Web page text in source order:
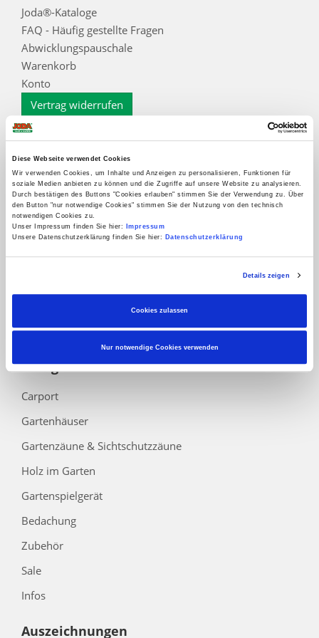
Diese Webseite verwendet Cookies
Wir verwenden Cookies, um Inhalte und Anzeigen zu personalisieren, Funktionen für
soziale Medien anbieten zu können und die Zugriffe auf unsere Website zu analysieren.
Durch bestätigen des Buttons "Cookies erlauben" stimmen Sie der Verwendung zu. Über
den Button "nur notwendige Cookies" stimmen Sie der Nutzung von den technisch
notwendigen Cookies zu.
Unser Impressum finden Sie hier:
Impressum
Unsere Datenschutzerklärung finden Sie hier:
Datenschutzerklärung
Details zeigen
Cookies zulassen
Nur notwendige Cookies verwenden
Joda®-Kataloge
FAQ - Häufig gestellte Fragen
Abwicklungspauschale
Warenkorb
Konto
Vertrag widerrufen
Informationen
Zahlungsarten
Impressum
AGB
Datenschutz
Datenschutzinformation für Interessenten, Kunden
Cookieoptionen
Zur Echtheit der Bewertungen
Barrierefreiheitserklärung
Kategorien
Carport
Gartenhäuser
Gartenzäune & Sichtschutzzäune
Holz im Garten
Gartenspielgerät
Bedachung
Zubehör
Sale
Infos
Auszeichnungen